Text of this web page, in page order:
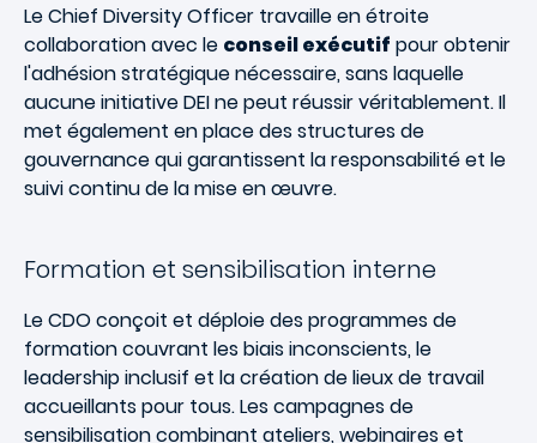
Le Chief Diversity Officer travaille en étroite
collaboration avec le conseil exécutif pour obtenir
l'adhésion stratégique nécessaire, sans laquelle
aucune initiative DEI ne peut réussir véritablement. Il
met également en place des structures de
gouvernance qui garantissent la responsabilité et le
suivi continu de la mise en œuvre.
Formation et sensibilisation interne
Le CDO conçoit et déploie des programmes de
formation couvrant les biais inconscients, le
leadership inclusif et la création de lieux de travail
accueillants pour tous. Les campagnes de
sensibilisation combinant ateliers, webinaires et